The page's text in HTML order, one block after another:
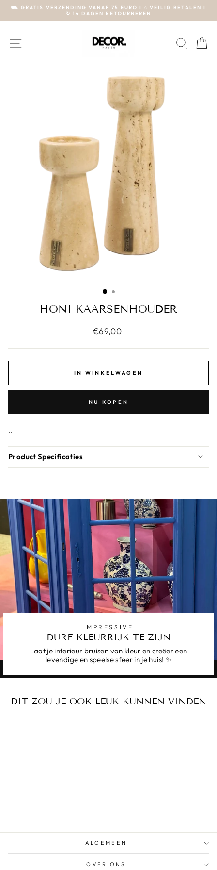
⛟ GRATIS VERZENDING VANAF 75 EURO I ⌂ VEILIG BETALEN I
↻ 14 DAGEN RETOURNEREN
HONI KAARSENHOUDER
€69,00
IN WINKELWAGEN
NU KOPEN
..
Product Specificaties
IMPRESSIVE
DURF KLEURRIJK TE ZIJN
Laat je interieur bruisen van kleur en creëer een
levendige en speelse sfeer in je huis! ✨
DIT ZOU JE OOK LEUK KUNNEN VINDEN
ALGEMEEN
OVER ONS